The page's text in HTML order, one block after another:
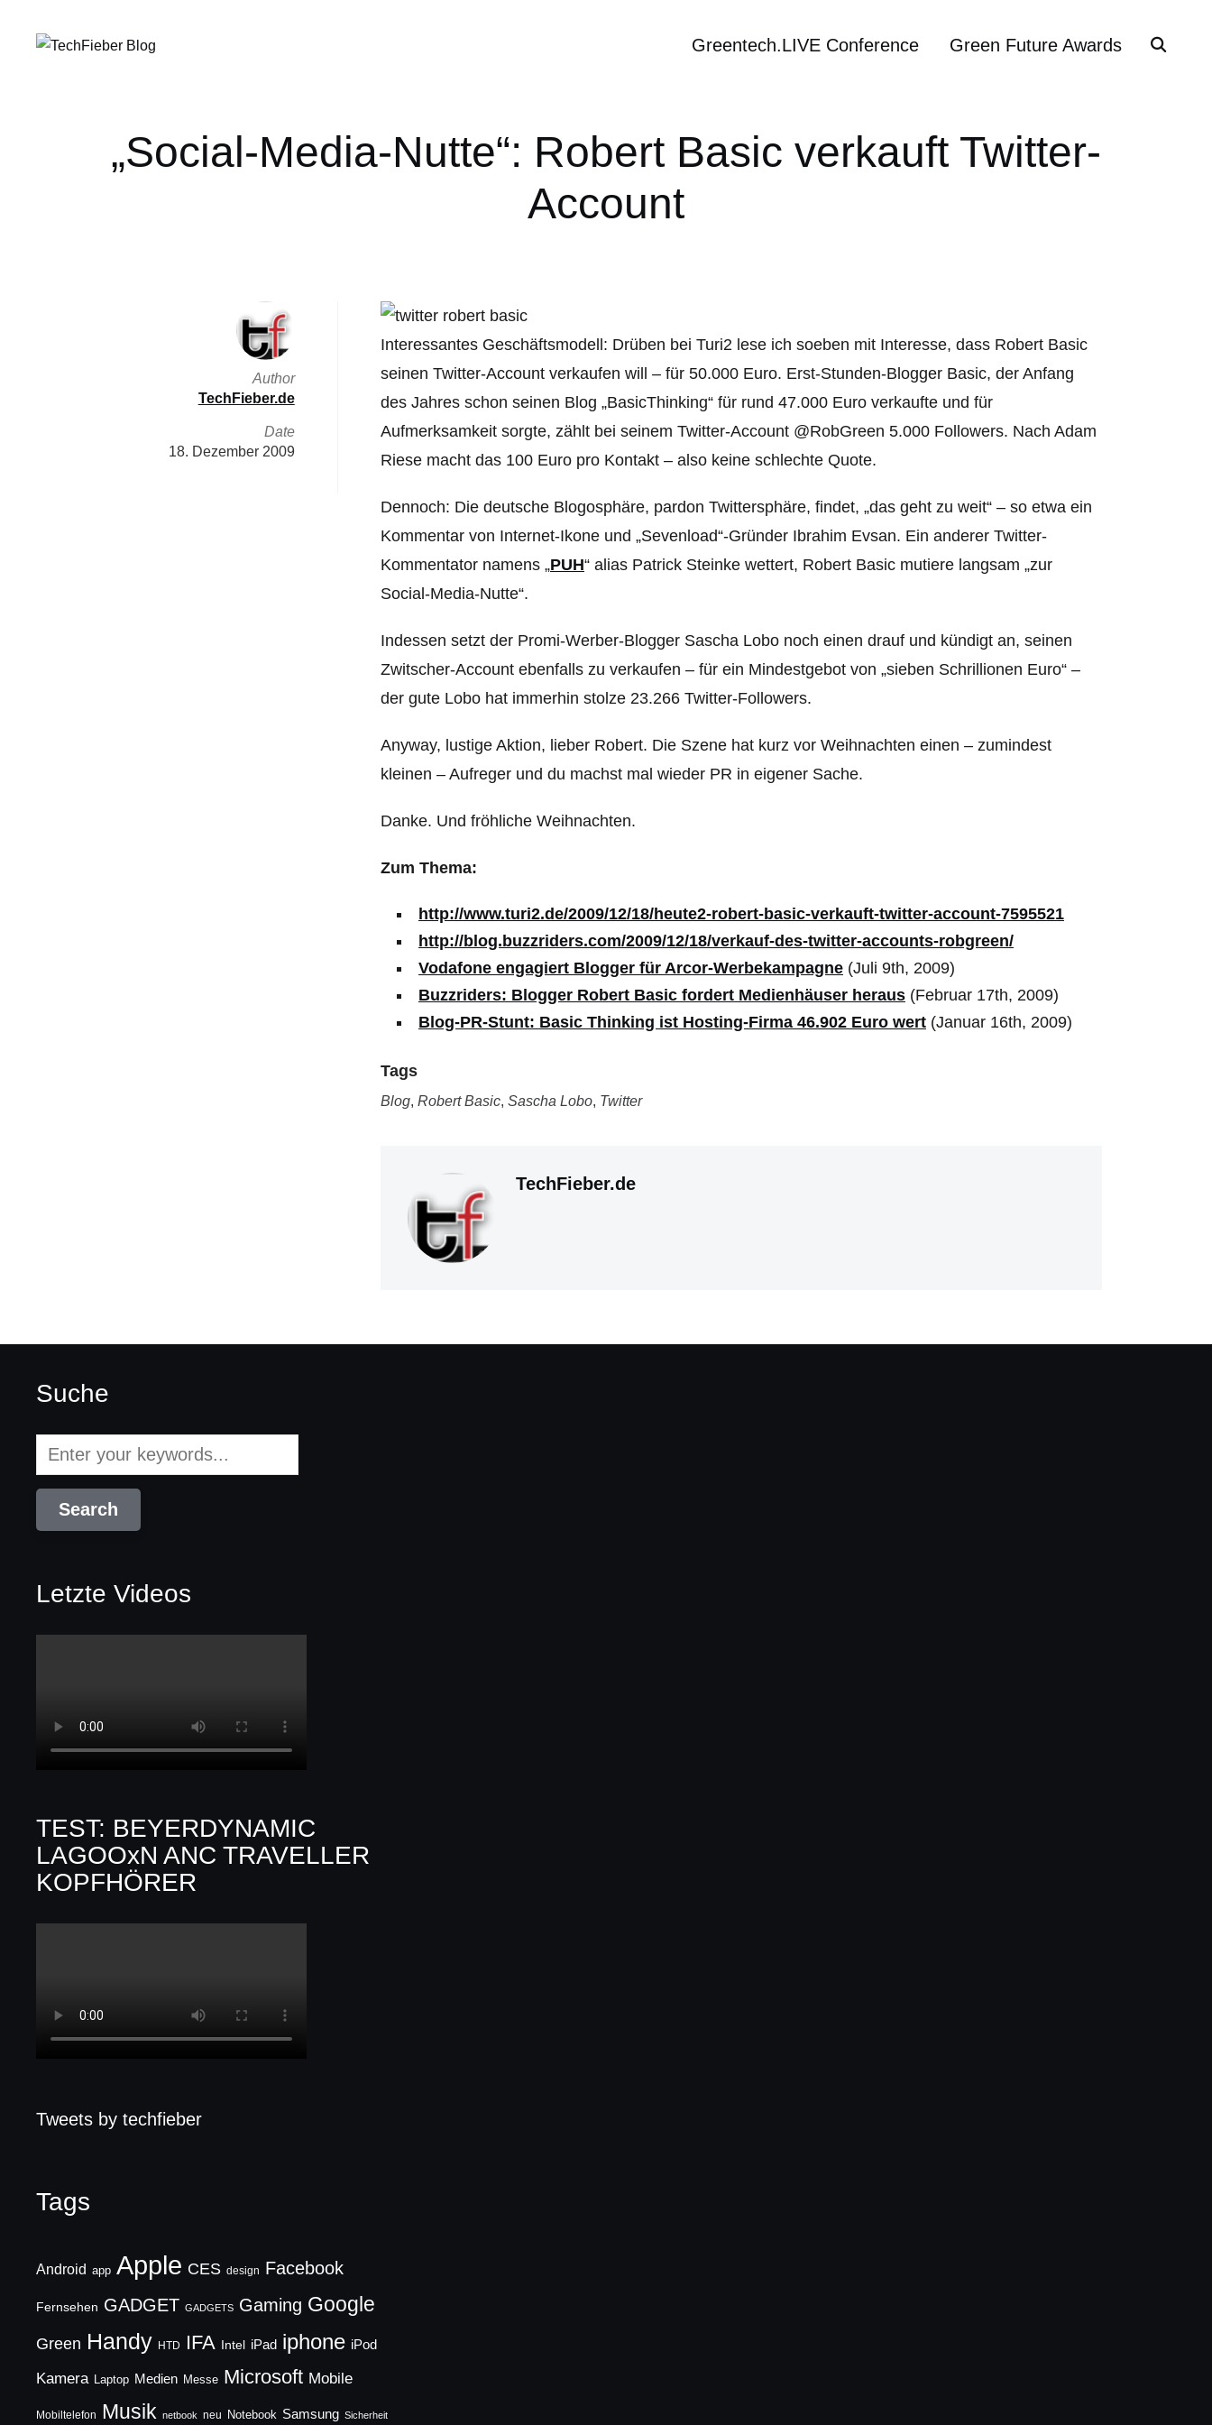
Greentech.LIVE Conference Green Future Awards
„Social-Media-Nutte“: Robert Basic verkauft Twitter-
Account
Interessantes Geschäftsmodell: Drüben bei Turi2 lese ich soeben mit Interesse, dass Robert Basic
seinen Twitter-Account verkaufen will – für 50.000 Euro. Erst-Stunden-Blogger Basic, der Anfang
des Jahres schon seinen Blog „BasicThinking“ für rund 47.000 Euro verkaufte und für
Aufmerksamkeit sorgte, zählt bei seinem Twitter-Account @RobGreen 5.000 Followers. Nach Adam
Riese macht das 100 Euro pro Kontakt – also keine schlechte Quote.
Dennoch: Die deutsche Blogosphäre, pardon Twittersphäre, findet, „das geht zu weit“ – so etwa ein
Kommentar von Internet-Ikone und „Sevenload“-Gründer Ibrahim Evsan. Ein anderer Twitter-
Kommentator namens „PUH“ alias Patrick Steinke wettert, Robert Basic mutiere langsam „zur
Social-Media-Nutte“.
Indessen setzt der Promi-Werber-Blogger Sascha Lobo noch einen drauf und kündigt an, seinen
Zwitscher-Account ebenfalls zu verkaufen – für ein Mindestgebot von „sieben Schrillionen Euro“ –
der gute Lobo hat immerhin stolze 23.266 Twitter-Followers.
Anyway, lustige Aktion, lieber Robert. Die Szene hat kurz vor Weihnachten einen – zumindest
kleinen – Aufreger und du machst mal wieder PR in eigener Sache.
Danke. Und fröhliche Weihnachten.
Zum Thema:
http://www.turi2.de/2009/12/18/heute2-robert-basic-verkauft-twitter-account-7595521
http://blog.buzzriders.com/2009/12/18/verkauf-des-twitter-accounts-robgreen/
Vodafone engagiert Blogger für Arcor-Werbekampagne (Juli 9th, 2009)
Buzzriders: Blogger Robert Basic fordert Medienhäuser heraus (Februar 17th, 2009)
Blog-PR-Stunt: Basic Thinking ist Hosting-Firma 46.902 Euro wert (Januar 16th, 2009)
Tags
Blog, Robert Basic, Sascha Lobo, Twitter
TechFieber.de
Author
TechFieber.de
Date
18. Dezember 2009
Suche
Letzte Videos
TEST: BEYERDYNAMIC
LAGOOxN ANC TRAVELLER
KOPFHÖRER
Tweets by techfieber
Tags
Android app Apple CES design Facebook
Fernsehen GADGET GADGETS Gaming Google
Green Handy HTD IFA Intel iPad iphone iPod
Kamera Laptop Medien Messe Microsoft Mobile
Mobiltelefon Musik netbook neu Notebook Samsung Sicherheit